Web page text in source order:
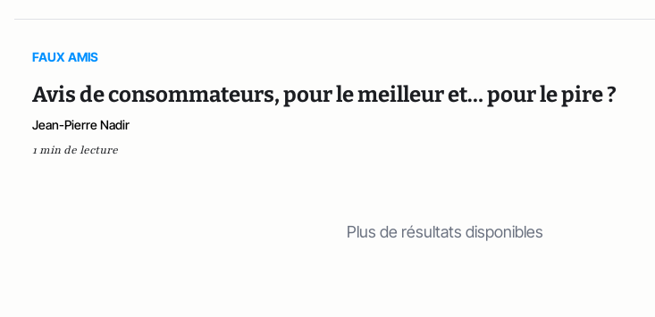
FAUX AMIS
Avis de consommateurs, pour le meilleur et… pour le pire ?
Jean-Pierre Nadir
1 min de lecture
Plus de résultats disponibles